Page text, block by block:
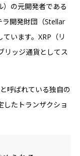
）の元開発者である
ラ開発財団（Stellar
います。XRP（リ
リッジ通貨としてス
呼ばれている独自の
したトランザクショ